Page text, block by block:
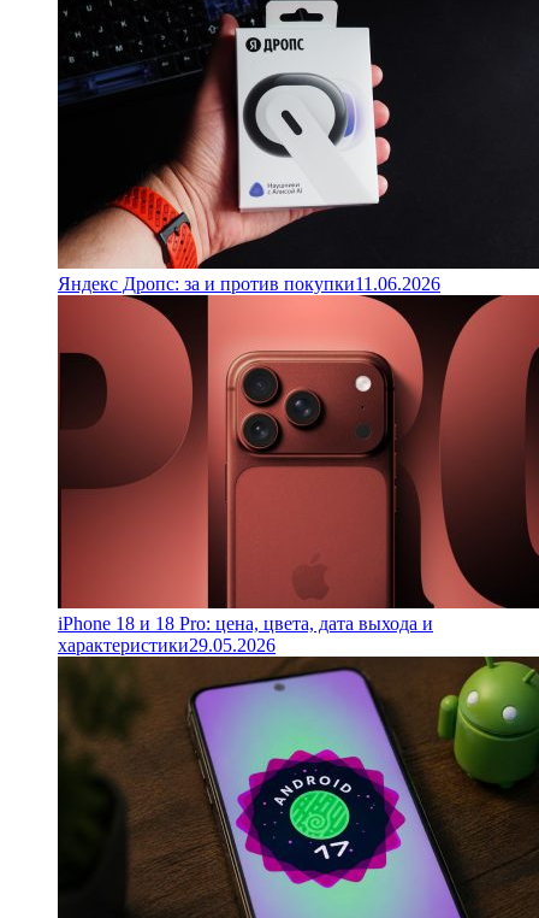
Яндекс Дропс: за и против покупки11.06.2026
iPhone 18 и 18 Pro: цена, цвета, дата выхода и
характеристики29.05.2026